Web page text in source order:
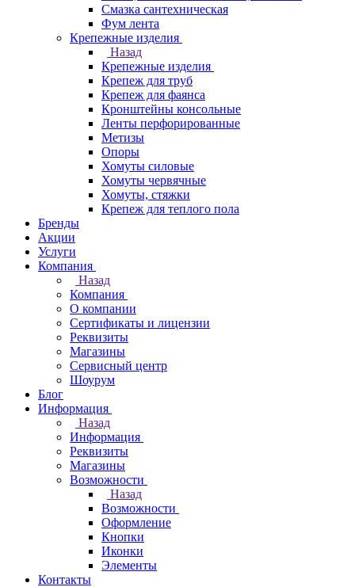
Смазка сантехническая
Фум лента
Крепежные изделия
Назад
Крепежные изделия
Крепеж для труб
Крепеж для фаянса
Кронштейны консольные
Ленты перфорированные
Метизы
Опоры
Хомуты силовые
Хомуты червячные
Хомуты, стяжки
Крепеж для теплого пола
Бренды
Акции
Услуги
Компания
Назад
Компания
О компании
Сертификаты и лицензии
Реквизиты
Магазины
Сервисный центр
Шоурум
Блог
Информация
Назад
Информация
Реквизиты
Магазины
Возможности
Назад
Возможности
Оформление
Кнопки
Иконки
Элементы
Контакты